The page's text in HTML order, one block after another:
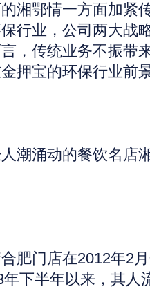
湘鄂情一方面加紧
行业，公司两大战
，传统业务不振带
押宝的环保行业前
潮涌动的餐饮名店
肥门店在2012年2
下半年以来，其人